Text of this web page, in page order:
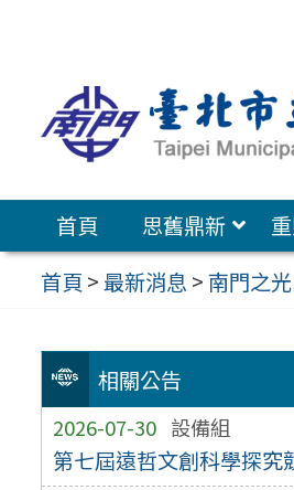
容
區
首頁 思舊鼎新
首頁 >最新消息 >南門之光
相關公告
2026-07-30 設備組
第七屆遠哲文創科學探究